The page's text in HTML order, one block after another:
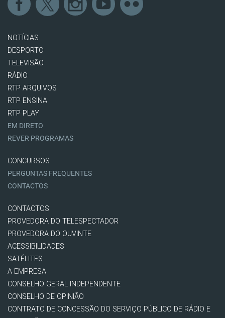
NOTÍCIAS
DESPORTO
TELEVISÃO
RÁDIO
RTP ARQUIVOS
RTP ENSINA
RTP PLAY
EM DIRETO
REVER PROGRAMAS
CONCURSOS
PERGUNTAS FREQUENTES
CONTACTOS
CONTACTOS
PROVEDORA DO TELESPECTADOR
PROVEDORA DO OUVINTE
ACESSIBILIDADES
SATÉLITES
A EMPRESA
CONSELHO GERAL INDEPENDENTE
CONSELHO DE OPINIÃO
CONTRATO DE CONCESSÃO DO SERVIÇO PÚBLICO DE RÁDIO E